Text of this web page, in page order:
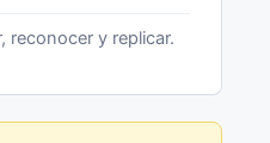
reconocer y replicar.